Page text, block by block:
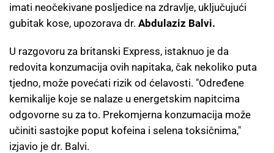
imati neočekivane posljedice na zdravlje, uključujući
gubitak kose, upozorava dr. Abdulaziz Balvi.
U razgovoru za britanski Express, istaknuo je da
redovita konzumacija ovih napitaka, čak nekoliko puta
tjedno, može povećati rizik od ćelavosti. "Određene
kemikalije koje se nalaze u energetskim napitcima
odgovorne su za to. Prekomjerna konzumacija može
učiniti sastojke poput kofeina i selena toksičnima,"
izjavio je dr. Balvi.